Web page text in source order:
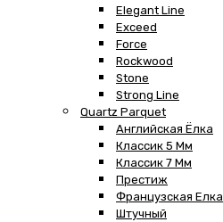
Elegant Line
Exceed
Force
Rockwood
Stone
Strong Line
Quartz Parquet
Английская Ёлка
Классик 5 Мм
Классик 7 Мм
Престиж
Французская Елка
Штучный